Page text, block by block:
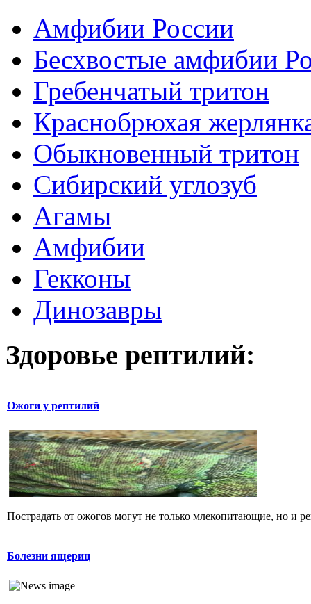
Амфибии России
Бесхвостые амфибии
Гребенчатый тритон
Краснобрюхая
Обыкновенный тритон
Сибирский углозуб
Агамы
Амфибии
Гекконы
Динозавры
Здоровье рептилий:
Ожоги у рептилий
Пострадать от ожогов могут не только млекопитающие, но и
Болезни ящериц